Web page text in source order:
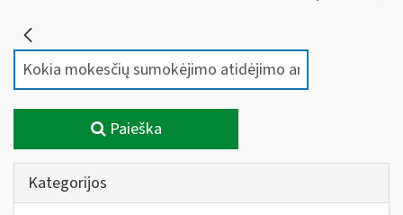
Paieška
Kategorijos